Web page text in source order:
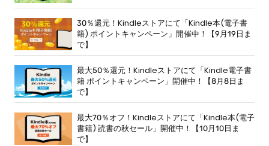
30％還元！Kindleストアにて「Kindle本(電子書
籍) ポイントキャンペーン」開催中！【9月19日ま
で】
最大50％還元！Kindleストアにて「Kindle電子書
籍 ポイントキャンペーン」開催中！【8月8日ま
で】
最大70％オフ！Kindleストアにて「Kindle本(電子
書籍) 読書の秋セール」開催中！【10月10日ま
で】